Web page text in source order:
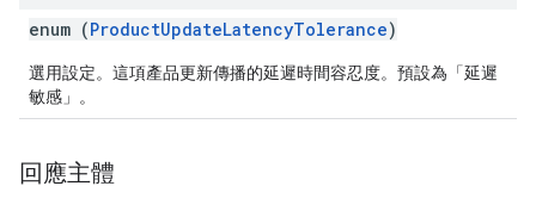
enum (ProductUpdateLatencyTolerance)
選用設定。這項產品更新傳播的延遲時間容忍度。預設為「延遲
敏感」。
回應主體